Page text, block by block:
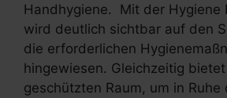
Handhygiene. Mit der Hygiene
wird deutlich sichtbar auf den
die erforderlichen
hingewiesen. Gleichzeitig
geschützten Raum, um in Ruhe